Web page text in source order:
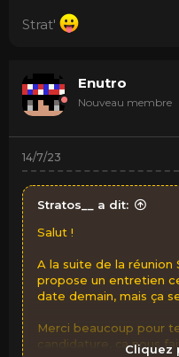
Strat'
Enutro
Nouveau membre
14/7/23
Stratos__ a dit:
Salut !
A la suite de la
propose un entretien
date demain, mais ça
Merci beaucoup pour
candidature, ça nous
Cliquez